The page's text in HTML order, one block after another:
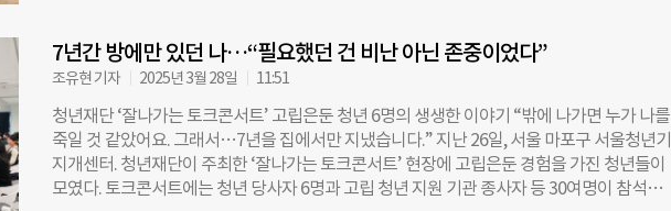
간은 자부담…결국 여자 숙소 철거 푸른고래리커버리센터는 2022년부터 서울시의 예산을
일부 지원받아 남녀 그룹홈을 운영했다. 하지만 공간 자체는 센터 측이 별도로 확보해야 했고,
초기 입주에 필요한 보증금과 가전, 가구 비용도 자부담이었다. 김 센터장은 “서울시는 남녀
그룹홈을 별도로 운영하길 원했지만, 두 개의 공간을 동시에 꾸리는 건 현실적으로 불가능했
다”며 “결국 2023년에는 여자 숙소를 철거해야 했고, 올해는 아예 전체 운영을 중단하게 됐
다”고 말했다. 그룹홈은 단순한 숙소가 아니다. 오랜 은둔 생활로 생활 리듬이 무너진 청년들
에게 일상을 회복하고 사회성과 감정을 회복하는 훈련의 공간이다. 센터는 아침 기상부터 식
7년간 방에만 있던 나…“필요했던 건 비난 아닌 존중이었다”
조유현 기자 2025년 3월 28일 11:51
청년재단 ‘잘나가는 토크콘서트’ 고립은둔 청년 6명의 생생한 이야기 “밖에 나가면 누가 나를
죽일 것 같았어요. 그래서…7년을 집에서만 지냈습니다.” 지난 26일, 서울 마포구 서울청년기
지개센터. 청년재단이 주최한 ‘잘나가는 토크콘서트’ 현장에 고립은둔 경험을 가진 청년들이
모였다. 토크콘서트에는 청년 당사자 6명과 고립 청년 지원 기관 종사자 등 30여명이 참석해